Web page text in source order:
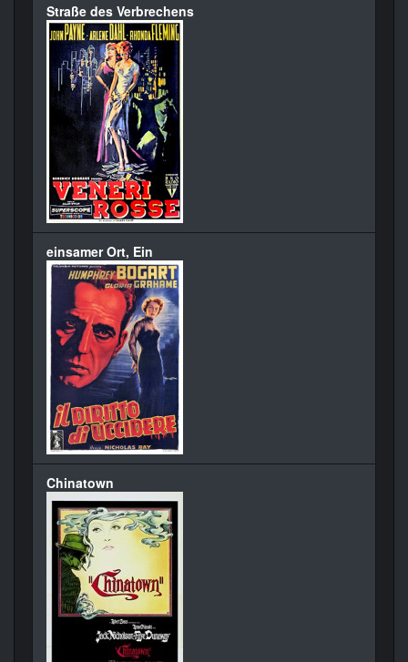
Straße des Verbrechens
einsamer Ort, Ein
Chinatown